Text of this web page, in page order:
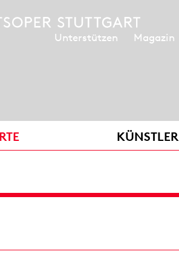
Unterstützen Magazin
KÜNSTLER